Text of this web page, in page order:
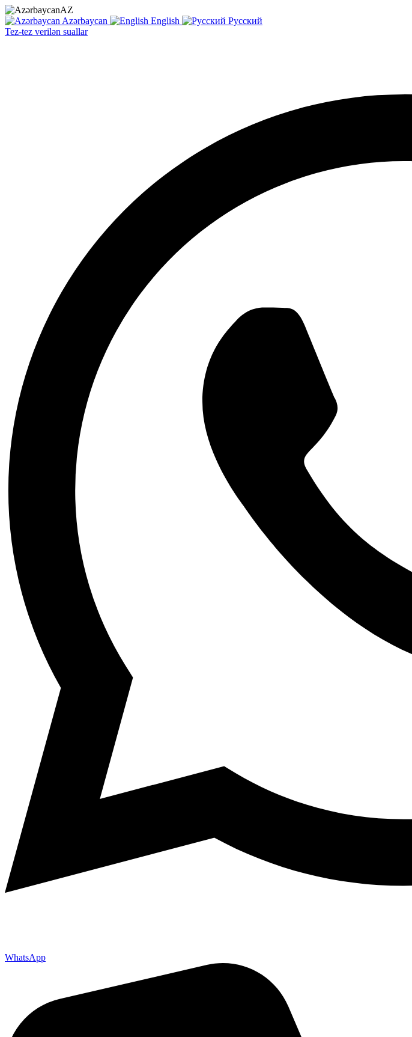
AZ
Azərbaycan
English
Русский
Tez-tez verilən suallar
WhatsApp